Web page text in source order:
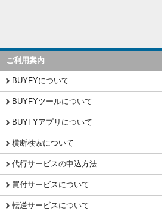
ご利用案内
BUYFYについて
BUYFYツールについて
BUYFYアプリについて
横断検索について
代行サービスの申込方法
買付サービスについて
転送サービスについて